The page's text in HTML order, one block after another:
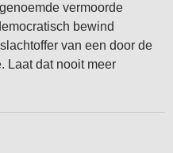
vermoorde
bewind
van een door de
Laat dat nooit meer